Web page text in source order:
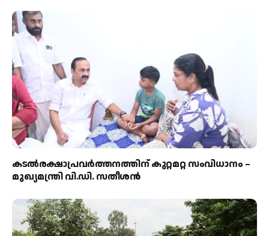
കടല്‍രക്ഷാപ്രവര്‍ത്തനത്തിന് കുറ്റമറ്റ സംവിധാനം –
മുഖ്യമന്ത്രി വി.ഡി. സതീശന്‍